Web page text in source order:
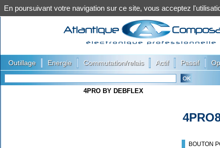
Outillage Energie Commutation/relais Actif Passif
4PRO BY DEBFLEX
BOUTON
En poursuivant votre navigation sur ce site, vous acceptez